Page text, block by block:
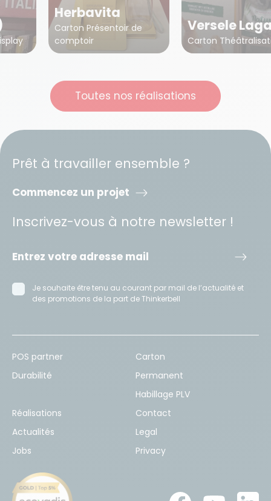
Herbavita
Carton Présentoir de
comptoir
Versele
Carton
Toutes nos réalisations
Prêt à travailler ensemble ?
Commencez un projet
Inscrivez-vous à notre newsletter !
Je souhaite être tenu au courant par mail de l’actualité et
des promotions de la part de Thinkerbell
POS partner
Durabilité
Carton
Permanent
Habillage PLV
Réalisations
Actualités
Jobs
Contact
Legal
Privacy